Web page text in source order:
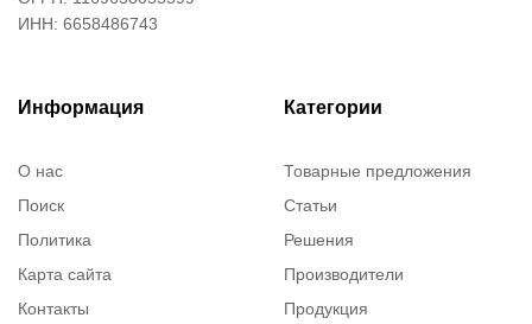
ИНН: 6658486743
Информация
О нас
Поиск
Политика
Карта сайта
Контакты
Категории
Товарные предложения
Статьи
Решения
Производители
Продукция